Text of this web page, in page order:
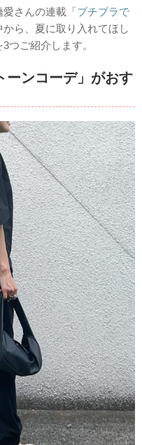
さんの連載「プチプラで
から、夏に取り入れてほし
つご紹介します。
ーンコーデ」がおす